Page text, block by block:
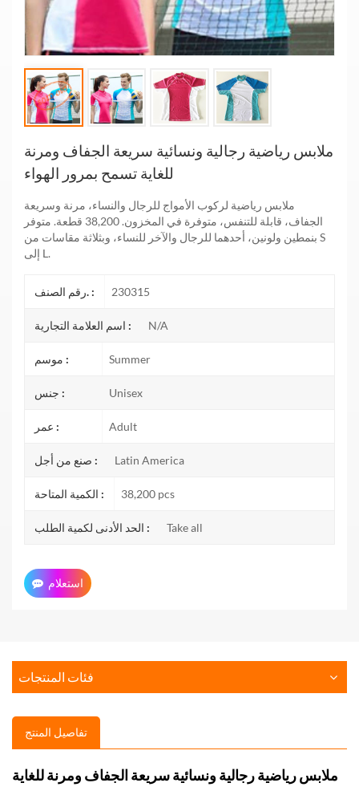
ملابس رياضية رجالية ونسائية سريعة الجفاف ومرنة
للغاية تسمح بمرور الهواء
ملابس رياضية لركوب الأمواج للرجال والنساء، مرنة وسريعة
الجفاف، قابلة للتنفس، متوفرة في المخزون. 38,200 قطعة. متوفر
بنمطين ولونين، أحدهما للرجال والآخر للنساء، وبثلاثة مقاسات من S
إلى L.
رقم الصنف. : 230315
اسم العلامة التجارية : N/A
موسم : Summer
جنس : Unisex
عمر : Adult
صنع من أجل : Latin America
الكمية المتاحة : 38,200 pcs
الحد الأدنى لكمية الطلب : Take all
استعلام
فئات المنتجات
تفاصيل المنتج
ملابس رياضية رجالية ونسائية سريعة الجفاف ومرنة للغاية